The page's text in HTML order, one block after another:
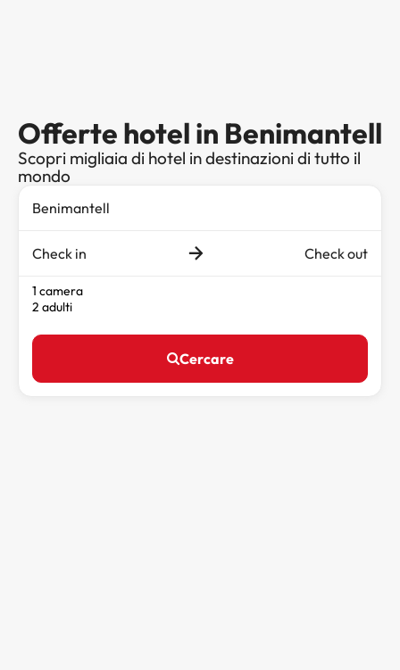
Offerte hotel in Benimantell
Scopri migliaia di hotel in destinazioni di tutto il
mondo
Check in Check out
1 camera
2 adulti
Cercare